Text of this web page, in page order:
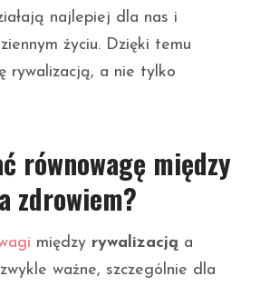
najlepiej dla nas i
życiu. Dzięki temu
rywalizacją, a nie tylko
równowagę między
zdrowiem?
między rywalizacją a
ważne, szczególnie dla